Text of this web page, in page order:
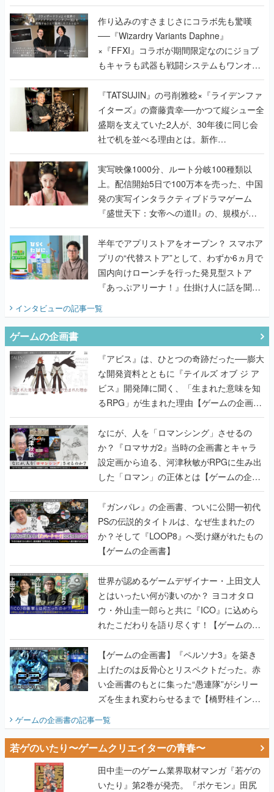
作り込みのすさまじさにコラボ先も驚嘆
──『Wizardry Variants Daphne』
×『FFXI』コラボが期間限定なのにジョブ
もキャラも武器も戦闘システムもワンオフ
で作り込まれた理由を両ディレクターに聞
く
『TATSUJIN』の弓削雅稔×『ライデンファ
イターズ』の齋藤貴幸──かつて縦シュー全
盛期を支えていた2人が、30年後に同じ会
社で机を並べる理由とは。新作
『TATSUJIN EXTREME』で初タッグを組
んだレジェンド2人に訊く開発秘話
実写映像1000分、ルート分岐100種類以
上。配信開始5日で100万本を売った、中国
発の実写インタラクティブドラマゲーム
『盛世天下：女帝への道II』の、規模が違
うこだわりをプロデューサーに聞いた
半年でアプリストアをオープン？ スマホア
プリの“代替ストア”として、わずか6ヵ月で
国内向けローンチを行った発見型ストア
『あっぷアリーナ！』仕掛け人に話を聞い
てみた
インタビューの記事一覧
ゲームの企画書
『アビス』は、ひとつの奇跡だった──膨大
な開発資料とともに『テイルズ オブ ジ ア
ビス』開発陣に聞く、「生まれた意味を知
るRPG」が生まれた理由【ゲームの企画
書】
なにが、人を「ロマンシング」させるの
か？『ロマサガ2』当時の企画書とキャラ
設定画から迫る、河津秋敏がRPGに生み出
した「ロマン」の正体とは【ゲームの企画
書】
『ガンパレ』の企画書、ついに公開━初代
PSの伝説的タイトルは、なぜ生まれたの
か？そして『LOOP8』へ受け継がれたもの
【ゲームの企画書】
世界が認めるゲームデザイナー・上田文人
とはいったい何が凄いのか？ ヨコオタロ
ウ・外山圭一郎らと共に『ICO』に込めら
れたこだわりを語り尽くす！【ゲームの企
画書】
【ゲームの企画書】『ペルソナ3』を築き
上げたのは反骨心とリスペクトだった。赤
い企画書のもとに集った“愚連隊”がシリー
ズを生まれ変わらせるまで【橋野桂インタ
ビュー】
ゲームの企画書の記事一覧
若ゲのいたり〜ゲームクリエイターの青春〜
田中圭一のゲーム業界取材マンガ『若ゲの
いたり』第2巻が発売。『ポケモン』田尻